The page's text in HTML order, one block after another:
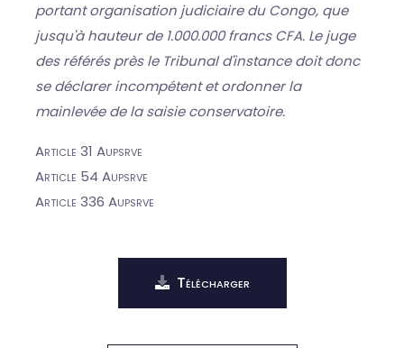
portant organisation judiciaire du Congo, que
jusqu'à hauteur de 1.000.000 francs CFA. Le juge
des référés près le Tribunal d'instance doit donc
se déclarer incompétent et ordonner la
mainlevée de la saisie conservatoire.
Article 31 Aupsrve
Article 54 Aupsrve
Article 336 Aupsrve
Télécharger